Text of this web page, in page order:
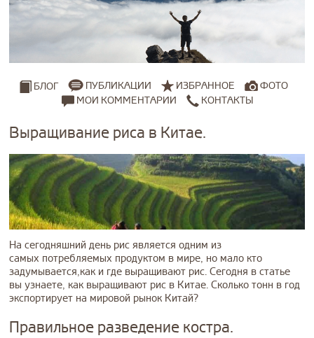
БЛОГ ПУБЛИКАЦИИ ИЗБРАННОЕ
ФОТО
МОИ КОММЕНТАРИИ
КОНТАКТЫ
Выращивание риса в Китае.
На сегодняшний день рис является одним из
самых потребляемых продуктом в мире, но мало кто
задумывается,как и где выращивают рис. Сегодня в статье
вы узнаете, как выращивают рис в Китае. Сколько тонн в год
экспортирует на мировой рынок Китай?
Правильное разведение костра.